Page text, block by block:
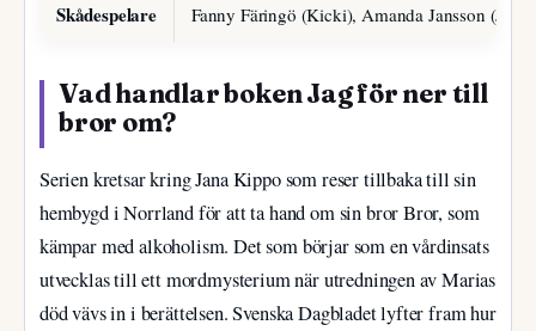
Skådespelare Fanny Färingö (Kicki), Amanda Jansson
Vad handlar boken Jag för ner till
bror om?
Serien kretsar kring Jana Kippo som reser tillbaka till sin
hembygd i Norrland för att ta hand om sin bror Bror, som
kämpar med alkoholism. Det som börjar som en vårdinsats
utvecklas till ett mordmysterium när utredningen av Marias
död vävs in i berättelsen. Svenska Dagbladet lyfter fram hur